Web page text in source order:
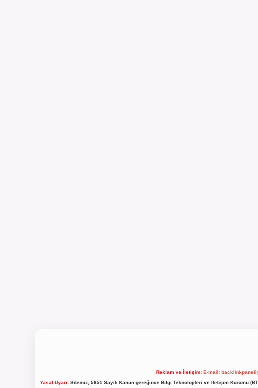
Reklam ve İletişim: E-mail:
Yasal Uyarı:Sitemiz, 5651 Sayılı Kanun gereğince Bilgi Teknolojileri ve İletişim Kurumu